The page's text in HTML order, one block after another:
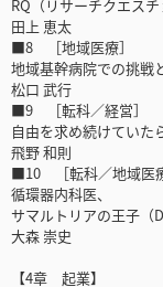
RQ（リサーチクエス
田上 恵太
■8 ［地域医療］
地域基幹病院での挑戦
松口 武行
■9 ［転科／経営］
自由を求め続けていた
飛野 和則
■10 ［転科／地域医療
循環器内科医、
サマルトリアの王子（
大森 崇史
【4章 起業】